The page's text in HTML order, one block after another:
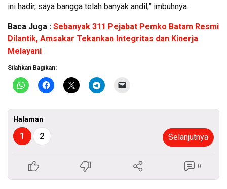
ini hadir, saya bangga telah banyak andil,” imbuhnya.
Baca Juga : Sebanyak 311 Pejabat Pemko Batam Resmi
Dilantik, Amsakar Tekankan Integritas dan Kinerja
Melayani
Silahkan Bagikan:
Halaman
1 2 Selanjutnya
0